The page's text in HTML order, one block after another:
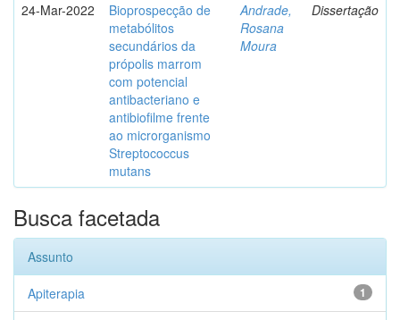
24-Mar-2022
Bioprospecção de
metabólitos
secundários da
própolis marrom
com potencial
antibacteriano e
antibiofilme frente
ao microrganismo
Streptococcus
mutans
Andrade,
Rosana
Moura
Dissertação
Busca facetada
Assunto
1
Apiterapia